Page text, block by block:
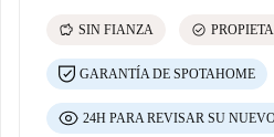
savings SIN FIANZA check_circle
GARANTÍA DE SPOTAHOME
24H PARA REVISAR SU